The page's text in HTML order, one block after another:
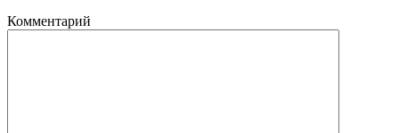
Комментарий